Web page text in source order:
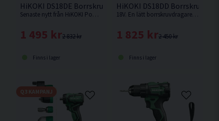
HiKOKI DS18DE Borrskruvdragare 18V HSC
Senaste nytt från HiKOKI Powertools. Borrskruvdragare med kort maskinkropp och enastående balans. Smart säkerhetsfunktion som motverkar "Kick back". Levereras utan batteri och laddare.
2 832 kr
1 495 kr
Finns i lager
HiKOKI DS18DD
18V. En lätt borrskruvdragare med enastående balans och manövrerbarhet från Hikoki.
2 450 kr
1 825 kr
Finns i lager
Q3 KAMPANJ